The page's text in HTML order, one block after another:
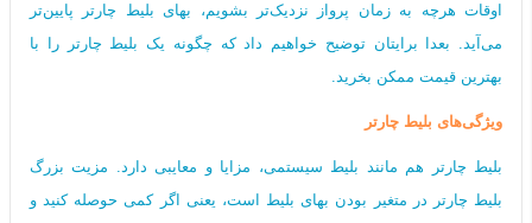
اوقات هرچه به زمان پرواز نزدیک‌تر بشویم، بهای بلیط چارتر پایین‌تر
می‌آید. بعدا برایتان توضیح خواهیم داد که چگونه یک بلیط چارتر را با
بهترین قیمت ممکن بخرید.
ویژگی‌های بلیط چارتر
بلیط چارتر هم مانند بلیط سیستمی، مزایا و معایبی دارد. مزیت بزرگ
بلیط‌ چارتر در متغیر بودن بهای بلیط است، یعنی اگر کمی حوصله کنید و